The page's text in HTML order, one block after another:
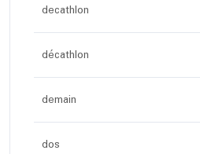
decathlon
décathlon
demain
dos